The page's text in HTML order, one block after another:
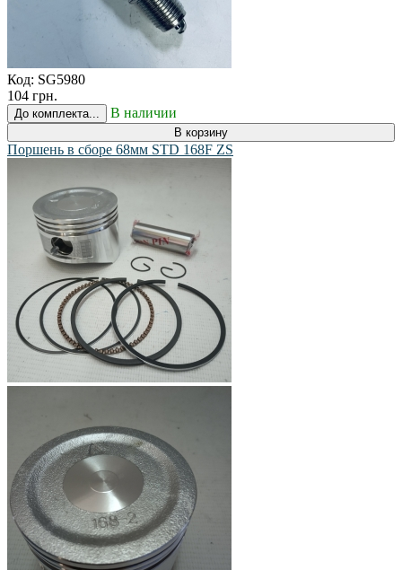
Код: SG5980
104 грн.
До комплекта... В наличии
В корзину
Поршень в сборе 68мм STD 168F ZS